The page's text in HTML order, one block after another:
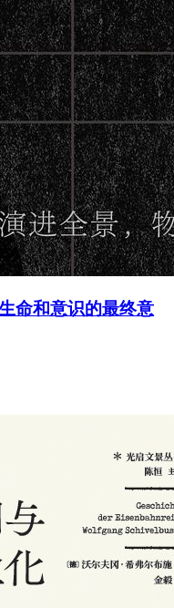
命和意识的最终意